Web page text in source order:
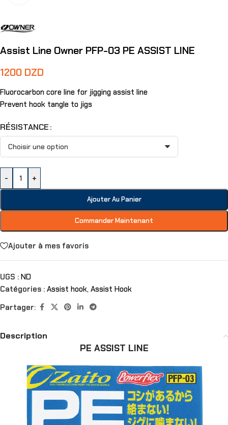
Assist Line Owner PFP-03 PE ASSIST LINE
1200 DZD
Fluorocarbon core line for jigging assist line
Prevent hook tangle to jigs
RÉSISTANCE
- +
Ajouter Au Panier
Commander Maintenant
Ajouter à mes favoris
UGS : ND
Catégories : Assist hook, Assist Hook
Partager:
Description
PE ASSIST LINE